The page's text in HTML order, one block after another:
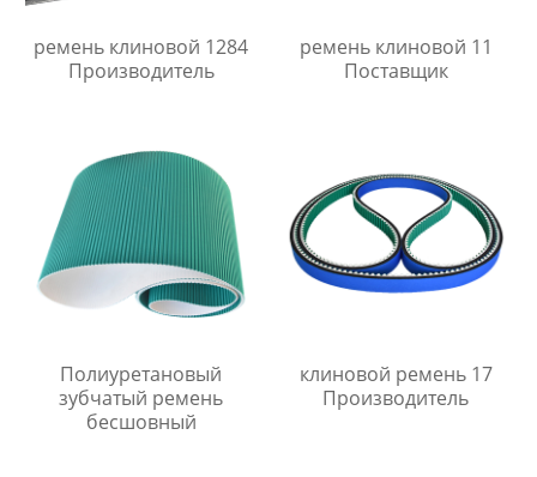
ремень клиновой 1284
Производитель
ремень клиновой 11
Поставщик
Полиуретановый
зубчатый ремень
бесшовный
клиновой ремень 17
Производитель